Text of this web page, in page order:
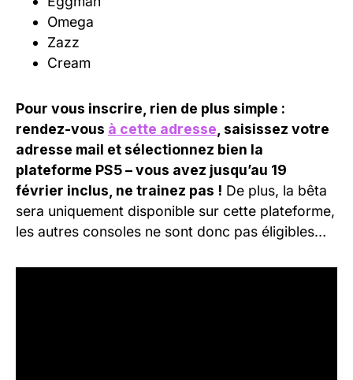
Omega
Zazz
Cream
Pour vous inscrire, rien de plus simple :
rendez-vous à cette adresse , saisissez votre
adresse mail et sélectionnez bien la
plateforme PS5 – vous avez jusqu’au 19
février inclus, ne trainez pas ! De plus, la bêta
sera uniquement disponible sur cette plateforme,
les autres consoles ne sont donc pas éligibles…